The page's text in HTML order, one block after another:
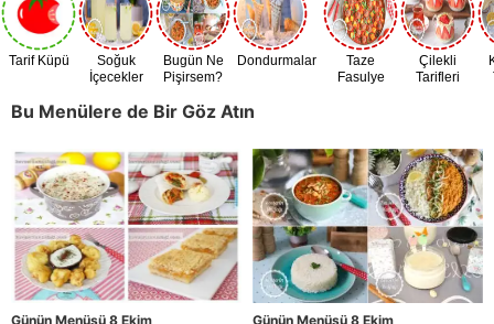
Tarif Küpü
Soğuk
İçecekler
Bugün Ne
Pişirsem?
Dondurmalar
Taze
Fasulye
Çilekli
Tarifleri
Bu Menülere de Bir Göz Atın
Günün Menüsü 8 Ekim Günün Menüsü 8 Ekim